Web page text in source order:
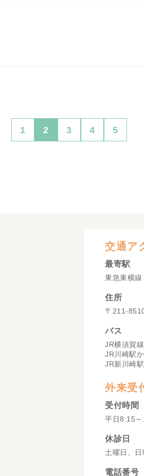
1 2 3 4 5
交通ア
最寄駅
東急東横
住所
〒211-
バス
JR横須賀
JR川崎駅
JR新川崎
外来受
受付時間
平日8:15～
休診日
土曜日、
電話番号